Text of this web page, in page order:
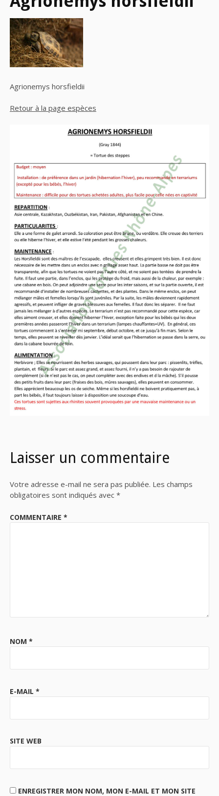
Agrionemys horsfieldii
Retour à la page espèces
Laisser un commentaire
Votre adresse e-mail ne sera pas publiée. Les champs
obligatoires sont indiqués avec *
COMMENTAIRE *
NOM *
E-MAIL *
SITE WEB
ENREGISTRER MON NOM, MON E-MAIL ET MON SITE